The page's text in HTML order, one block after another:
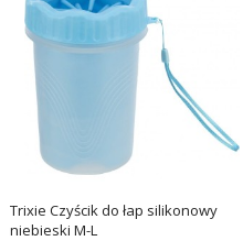
Trixie Czyścik do łap silikonowy
niebieski M-L